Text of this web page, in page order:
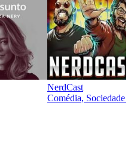
NerdCast
Comédia, Sociedade